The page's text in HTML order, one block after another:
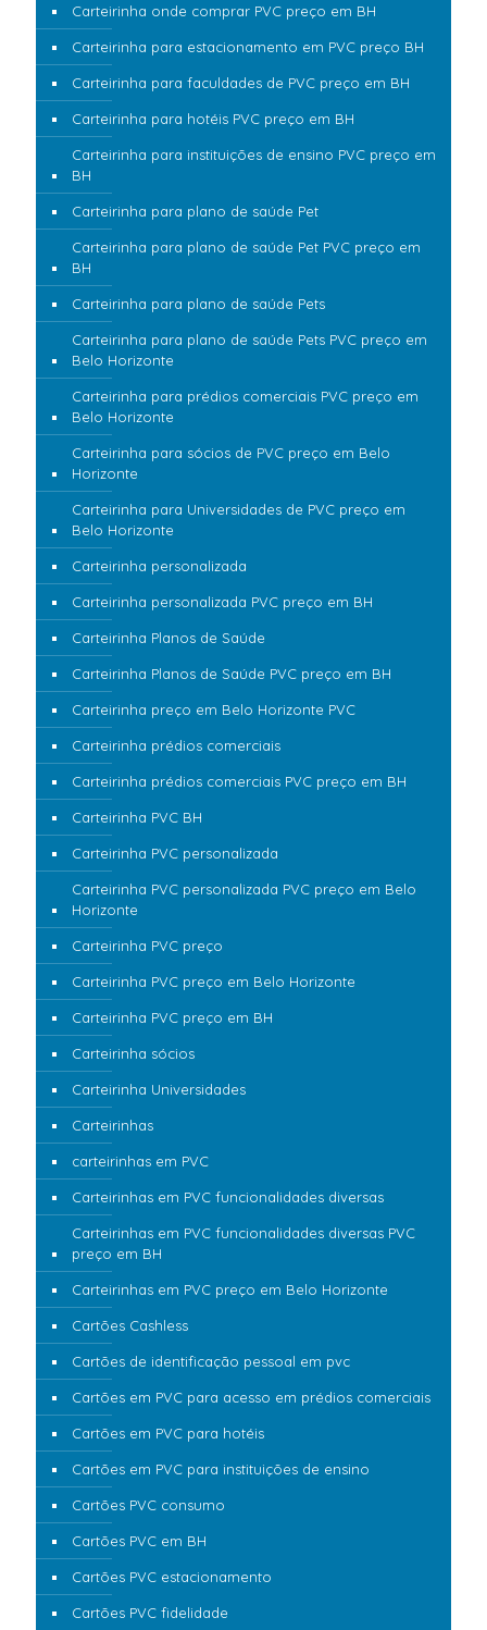
Carteirinha onde comprar PVC preço em BH
Carteirinha para estacionamento em PVC preço BH
Carteirinha para faculdades de PVC preço em BH
Carteirinha para hotéis PVC preço em BH
Carteirinha para instituições de ensino PVC preço em
BH
Carteirinha para plano de saúde Pet
Carteirinha para plano de saúde Pet PVC preço em
BH
Carteirinha para plano de saúde Pets
Carteirinha para plano de saúde Pets PVC preço em
Belo Horizonte
Carteirinha para prédios comerciais PVC preço em
Belo Horizonte
Carteirinha para sócios de PVC preço em Belo
Horizonte
Carteirinha para Universidades de PVC preço em
Belo Horizonte
Carteirinha personalizada
Carteirinha personalizada PVC preço em BH
Carteirinha Planos de Saúde
Carteirinha Planos de Saúde PVC preço em BH
Carteirinha preço em Belo Horizonte PVC
Carteirinha prédios comerciais
Carteirinha prédios comerciais PVC preço em BH
Carteirinha PVC BH
Carteirinha PVC personalizada
Carteirinha PVC personalizada PVC preço em Belo
Horizonte
Carteirinha PVC preço
Carteirinha PVC preço em Belo Horizonte
Carteirinha PVC preço em BH
Carteirinha sócios
Carteirinha Universidades
Carteirinhas
carteirinhas em PVC
Carteirinhas em PVC funcionalidades diversas
Carteirinhas em PVC funcionalidades diversas PVC
preço em BH
Carteirinhas em PVC preço em Belo Horizonte
Cartões Cashless
Cartões de identificação pessoal em pvc
Cartões em PVC para acesso em prédios comerciais
Cartões em PVC para hotéis
Cartões em PVC para instituições de ensino
Cartões PVC consumo
Cartões PVC em BH
Cartões PVC estacionamento
Cartões PVC fidelidade